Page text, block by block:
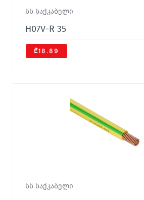
სს საქკაბელი
H07V-R 35
₾18.89
სს საქკაბელი